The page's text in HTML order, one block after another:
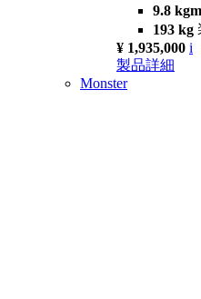
9.8 kgm
193 kg
¥ 1,935,000 i
製品詳細
Monster